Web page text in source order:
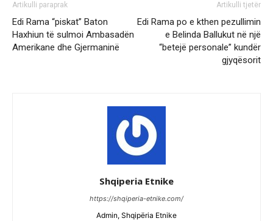
Artikulli paraprak
Edi Rama “piskat” Baton
Haxhiun të sulmoi Ambasadën
Amerikane dhe Gjermaninë
Artikulli tjetër
Edi Rama po e kthen pezullimin
e Belinda Ballukut në një
“betejë personale” kundër
gjyqësorit
Shqiperia Etnike
https://shqiperia-etnike.com/
Admin, Shqipëria Etnike